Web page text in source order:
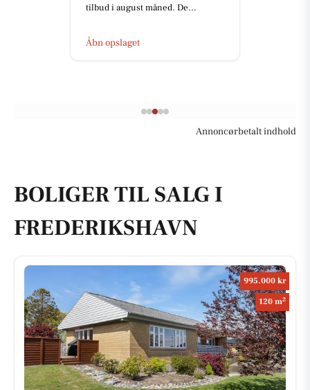
tilbud i august måned. De...
Åbn opslaget
Annoncørbetalt indhold
BOLIGER TIL SALG I
FREDERIKSHAVN
995.000 kr
120 m2